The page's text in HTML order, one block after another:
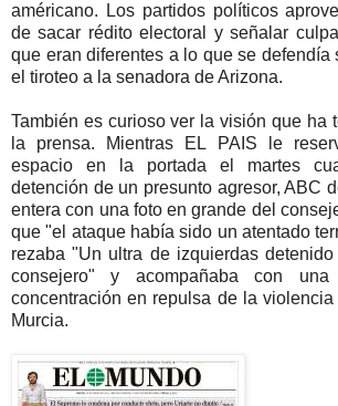
américano. Los partidos políticos
de sacar rédito electoral y señalar
que eran diferentes a lo que se defendía
el tiroteo a la senadora de Arizona.
También es curioso ver la visión que ha
la prensa. Mientras EL PAIS le
espacio en la portada el martes
detención de un presunto agresor, ABC
entera con una foto en grande del
que "el ataque había sido un atentado
rezaba "Un ultra de izquierdas
consejero" y acompañaba con
concentración en repulsa de la
Murcia.